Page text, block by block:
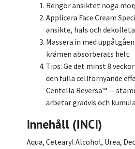
Rengör ansiktet noga
Applicera Face Cream
ansikte, hals och
Massera in med
krämen absorberats helt.
Tips: Ge det minst 8
den fulla cellförnyande
Centella Reversa™ —
arbetar gradvis och
Innehåll (INCI)
Aqua, Cetearyl Alcohol, Urea,